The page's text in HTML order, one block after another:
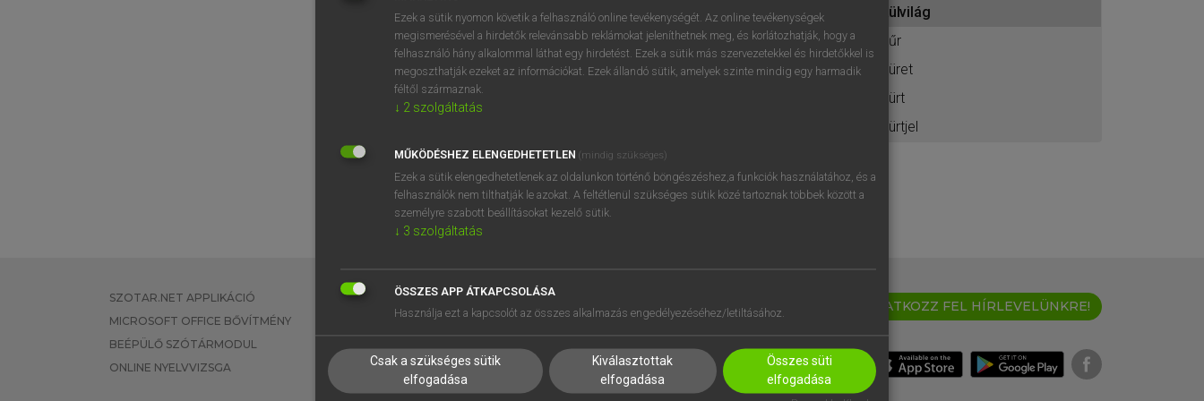
BELÉPÉS
próbaverziójának elindításához
regisztrálok ésbelépek.
REGISZTRÁCIÓ
külvilág
kűr
küret
kürt
kürtjel
SZOTAR.NET APPLIKÁCIÓ
MICROSOFT OFFICE BŐVÍTMÉNY
BEÉPÜLŐ SZÓTÁRMODUL
ONLINE NYELVVIZSGA
EGYÉNI FELHASZNÁLÓKNAK
TANULÓKNAK
VÁLLALATI MEGOLDÁSOK
SÚGÓ
RÓLUNK
SÜTI BEÁLLÍTÁSOK
IRATKOZZ FEL HÍRLEVELÜNKRE!
Ezek a sütik nyomon követik a felhasználó online tevékenységét. Az online tevékenységek
megismerésével a hirdetők relevánsabb reklámokat jeleníthetnek meg, és korlátozhatják, hogy a
felhasználó hány alkalommal láthat egy hirdetést. Ezek a sütik más szervezetekkel és hirdetőkkel is
megoszthatják ezeket az információkat. Ezek állandó sütik, amelyek szinte mindig egy harmadik
féltől származnak.
↓ 2 szolgáltatás
MŰKÖDÉSHEZ ELENGEDHETETLEN (mindig szükséges)
Ezek a sütik elengedhetetlenek az oldalunkon történő böngészéshez,a funkciók használatához, és a
felhasználók nem tilthatják le azokat. A feltétlenül szükséges sütik közé tartoznak többek között a
személyre szabott beállításokat kezelő sütik.
↓ 3 szolgáltatás
ÖSSZES APP ÁTKAPCSOLÁSA
Használja ezt a kapcsolót az összes alkalmazás engedélyezéséhez/letiltásához.
Csak a szükséges sütik
elfogadása
Kiválasztottak
elfogadása
Összes süti
elfogadása